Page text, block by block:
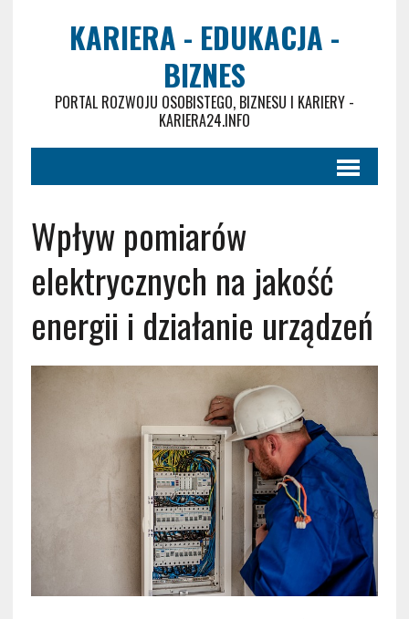
KARIERA - EDUKACJA -
BIZNES
PORTAL ROZWOJU OSOBISTEGO, BIZNESU I KARIERY -
KARIERA24.INFO
Wpływ pomiarów
elektrycznych na jakość
energii i działanie urządzeń